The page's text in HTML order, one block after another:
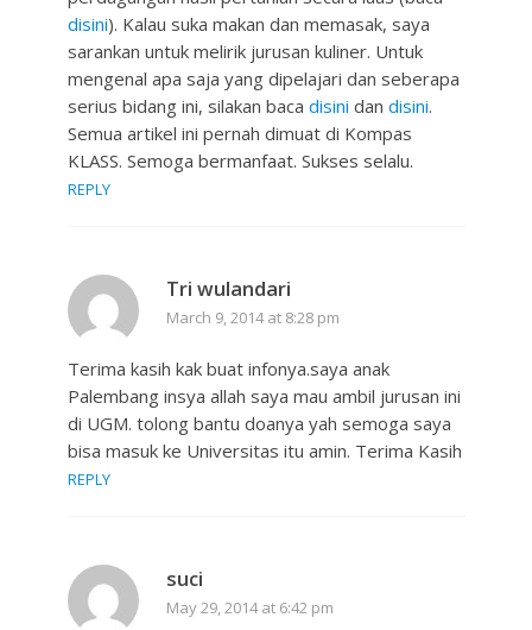
disini). Kalau suka makan dan memasak, saya
sarankan untuk melirik jurusan kuliner. Untuk
mengenal apa saja yang dipelajari dan seberapa
serius bidang ini, silakan baca disini dan disini.
Semua artikel ini pernah dimuat di Kompas
KLASS. Semoga bermanfaat. Sukses selalu.
REPLY
Tri wulandari
March 9, 2014 at 8:28 pm
Terima kasih kak buat infonya.saya anak
Palembang insya allah saya mau ambil jurusan ini
di UGM. tolong bantu doanya yah semoga saya
bisa masuk ke Universitas itu amin. Terima Kasih
REPLY
suci
May 29, 2014 at 6:42 pm